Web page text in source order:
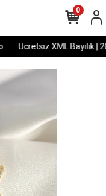
Ücretsiz XML Bayilik |
0